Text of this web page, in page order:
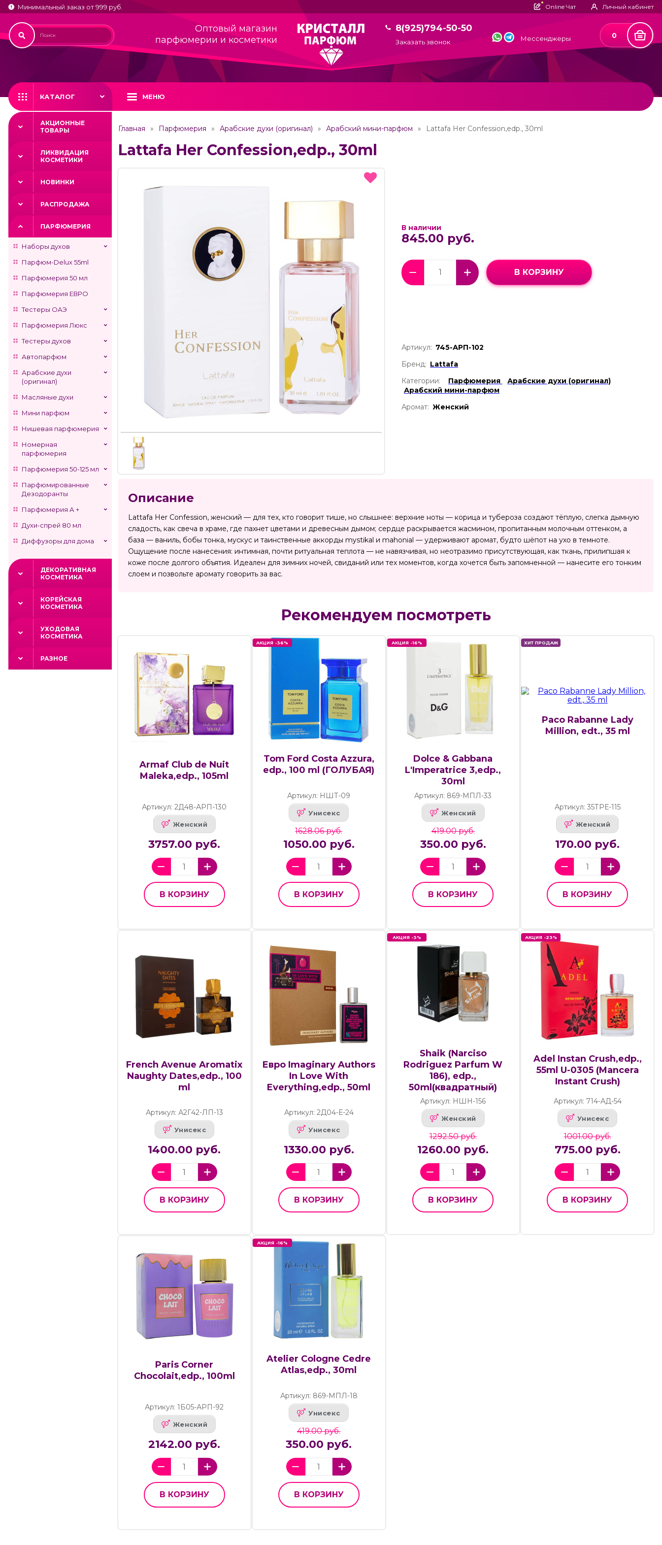
Минимальный заказ от 999 руб. Online Чат Личный кабинет
Оптовый магазин
парфюмерии и косметики
8(925)794-50-50
Заказать звонок Мессенджеры 0
КАТАЛОГ МЕНЮ
АКЦИОННЫЕ
ТОВАРЫ
ЛИКВИДАЦИЯ
КОСМЕТИКИ
НОВИНКИ
РАСПРОДАЖА
ПАРФЮМЕРИЯ
Наборы духов
Парфюм-Delux 55ml
Парфюмерия 50 мл
Парфюмерия ЕВРО
Тестеры ОАЭ
Парфюмерия Люкс
Тестеры духов
Автопарфюм
Арабские духи
(оригинал)
Масляные духи
Мини парфюм
Нишевая парфюмерия
Номерная
парфюмерия
Парфюмерия 50-125 мл
Парфюмированные
Дезодоранты
Парфюмерия А +
Духи-спрей 80 мл
Диффузоры для дома
ДЕКОРАТИВНАЯ
КОСМЕТИКА
КОРЕЙСКАЯ
КОСМЕТИКА
УХОДОВАЯ
КОСМЕТИКА
РАЗНОЕ
Главная Парфюмерия Арабские духи (оригинал) Арабский мини-парфюм Lattafa Her Confession,edp., 30ml
Lattafa Her Confession,edp., 30ml
В наличии
845.00 руб.
В КОРЗИНУ
Артикул: 745-АРП-102
Бренд: Lattafa
Категории:
Парфюмерия
Арабские духи (оригинал)
Арабский мини-парфюм
Аромат: Женский
Описание
Lattafa Her Confession, женский — для тех, кто говорит тише, но слышнее: верхние ноты — корица и тубероза создают тёплую, слегка дымную
сладость, как свеча в храме, где пахнет цветами и древесным дымом; сердце раскрывается жасмином, пропитанным молочным оттенком, а
база — ваниль, бобы тонка, мускус и таинственные аккорды mystikal и mahonial — удерживают аромат, будто шёпот на ухо в темноте.
Ощущение после нанесения: интимная, почти ритуальная теплота — не навязчивая, но неотразимо присутствующая, как ткань, прилипшая к
коже после долгого объятия. Идеален для зимних ночей, свиданий или тех моментов, когда хочется быть запомненной — нанесите его тонким
слоем и позвольте аромату говорить за вас.
Рекомендуем посмотреть
Armaf Club de Nuit
Maleka,edp., 105ml
Артикул: 2Д48-АРП-130
Женский
3757.00 руб.
В КОРЗИНУ
АКЦИЯ -36%
Tom Ford Costa Azzura,
edp., 100 ml (ГОЛУБАЯ)
Артикул: НШТ-09
Унисекс
1628.06 руб.
1050.00 руб.
В КОРЗИНУ
АКЦИЯ -16%
Dolce & Gabbana
L'Imperatrice 3,edp.,
30ml
Артикул: 869-МПЛ-33
Женский
419.00 руб.
350.00 руб.
В КОРЗИНУ
ХИТ ПРОДАЖ
Paco Rabanne Lady
Million, edt., 35 ml
Артикул: 35ТРЕ-115
Женский
170.00 руб.
В КОРЗИНУ
French Avenue Aromatix
Naughty Dates,edp., 100
ml
Артикул: А2Г42-ЛП-13
Унисекс
1400.00 руб.
В КОРЗИНУ
Евро Imaginary Authors
In Love With
Everything,edp., 50ml
Артикул: 2Д04-Е-24
Унисекс
1330.00 руб.
В КОРЗИНУ
АКЦИЯ -3%
Shaik (Narciso
Rodriguez Parfum W
186), edp.,
50ml(квадратный)
Артикул: НШН-156
Женский
1292.50 руб.
1260.00 руб.
В КОРЗИНУ
АКЦИЯ -23%
Adel Instan Crush,edp.,
55ml U-0305 (Mancera
Instant Crush)
Артикул: 714-АД-54
Унисекс
1001.00 руб.
775.00 руб.
В КОРЗИНУ
Paris Corner
Chocolait,edp., 100ml
Артикул: 1Б05-АРП-92
Женский
2142.00 руб.
В КОРЗИНУ
АКЦИЯ -16%
Atelier Cologne Cedre
Atlas,edp., 30ml
Артикул: 869-МПЛ-18
Унисекс
419.00 руб.
350.00 руб.
В КОРЗИНУ